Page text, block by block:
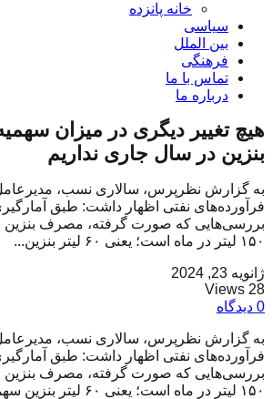
خانه پانزده
سیاسی
بین الملل
فرهنگی
تماس با ما
درباره ما
هیچ تغییر دیگری در میزان
بنزین در سال جاری نداریم
به گزارش نظرپرس، سالاری نسب،
فرآورده‌های نفتی اظهار داشت: طبق
بررسی‌هایی که صورت گرفته، مصرف بنزین
۱۵۰ لیتر در ماه است؛ یعنی ۶۰ لیتر بنزین...
ژانویه 23, 2024
28 Views
0 دیدگاه
به گزارش نظرپرس، سالاری نسب،
فرآورده‌های نفتی اظهار داشت: طبق
بررسی‌هایی که صورت گرفته، مصرف بنزین